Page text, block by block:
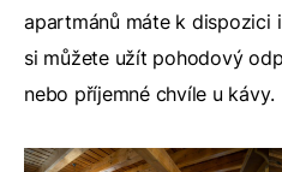
apartmánů máte k dispozici
si můžete užít pohodový
nebo příjemné chvíle u kávy.